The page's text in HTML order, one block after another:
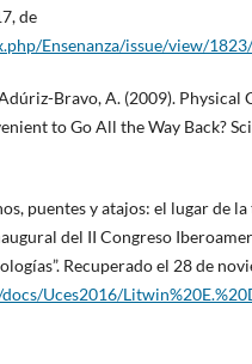
de
Ensenanza/issue/view/
Bravo, A. (2009). Physical
to Go All the Way Back?
puentes y atajos: el lugar de
del II Congreso
Recuperado el 28 de
Uces2016/